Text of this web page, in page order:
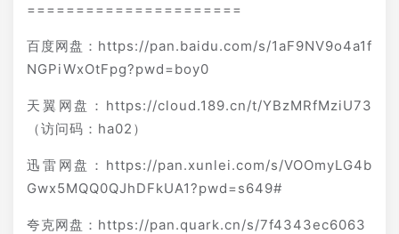
======================
百度网盘：https://pan.baidu.com/s/1aF9NV9o4a1f
NGPiWxOtFpg?pwd=boy0
天翼网盘：https://cloud.189.cn/t/YBzMRfMziU73
（访问码：ha02）
迅雷网盘：https://pan.xunlei.com/s/VOOmyLG4b
Gwx5MQQ0QJhDFkUA1?pwd=s649#
夸克网盘：https://pan.quark.cn/s/7f4343ec6063